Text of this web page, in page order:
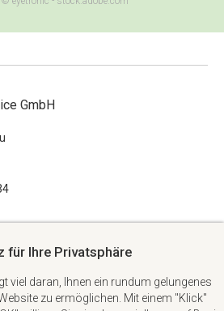
GmbH
für Ihre Privatsphäre
viel daran, Ihnen ein rundum gelungenes
zu ermöglichen. Mit einem "Klick"